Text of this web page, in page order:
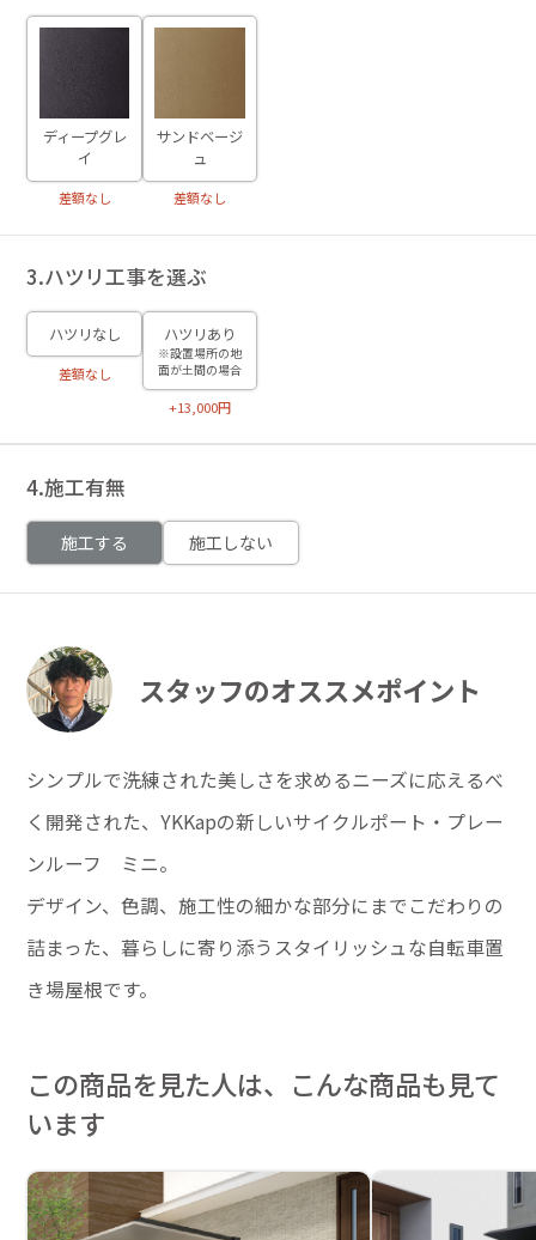
ディープグレ
イ
差額なし
サンドベージ
ュ
差額なし
3.ハツリ工事を選ぶ
ハツリなし
差額なし
ハツリあり
※設置場所の地
面が土間の場合
+13,000円
4.施工有無
施工する 施工しない
スタッフのオススメポイント
シンプルで洗練された美しさを求めるニーズに応えるべ
く開発された、YKKapの新しいサイクルポート・プレー
ンルーフ ミニ。
デザイン、色調、施工性の細かな部分にまでこだわりの
詰まった、暮らしに寄り添うスタイリッシュな自転車置
き場屋根です。
この商品を見た人は、こんな商品も見て
います